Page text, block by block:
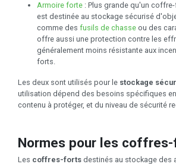
Armoire forte : Plus grande qu'un
est destinée au stockage sécurisé
comme des fusils de chasse ou des
offre aussi une protection contre les
généralement moins résistante aux
forts.
Les deux sont utilisés pour le stockage
utilisation dépend des besoins spécifiques
contenu à protéger, et du niveau de sécurité
Normes pour les
Les coffres-forts destinés au stockage des